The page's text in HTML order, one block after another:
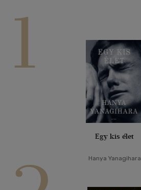
1
Egy kis élet
Hanya Yanagihara